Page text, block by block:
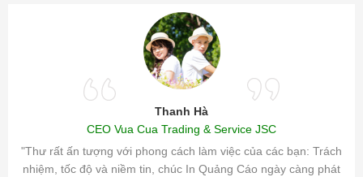
Thanh Hà
CEO Vua Cua Trading & Service JSC
"Thư rất ấn tượng với phong cách làm việc của các bạn: Trách
nhiệm, tốc độ và niềm tin, chúc In Quảng Cáo ngày càng phát
sóc